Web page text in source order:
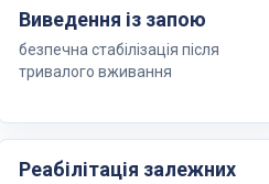
Виведення із запою
безпечна стабілізація після
тривалого вживання
Реабілітація залежних